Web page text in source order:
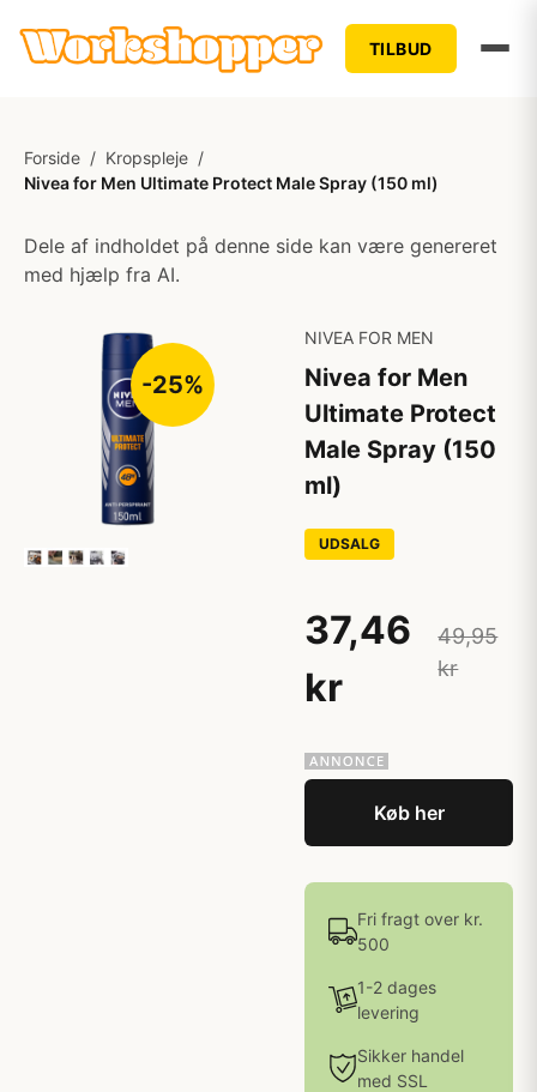
TILBUD
Forside / Kropspleje /
Nivea for Men Ultimate Protect Male Spray (150 ml)
Dele af indholdet på denne side kan være genereret
med hjælp fra AI.
-25%
NIVEA FOR MEN
Nivea for Men
Ultimate Protect
Male Spray (150
ml)
UDSALG
37,46
kr
49,95
kr
Køb her
Fri fragt over kr.
500
1-2 dages
levering
Sikker handel
med SSL